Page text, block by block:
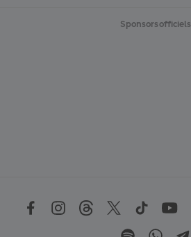
Sponsors officiels